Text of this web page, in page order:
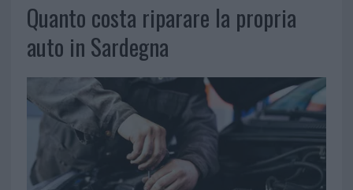
Quanto costa riparare la propria
auto in Sardegna